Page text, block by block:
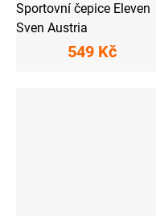
Sportovní čepice Eleven
Sven Austria
549 Kč